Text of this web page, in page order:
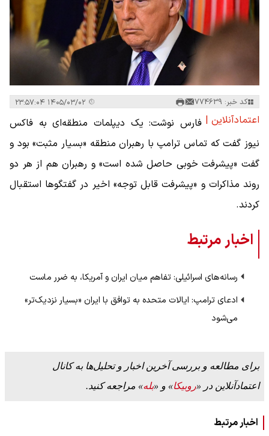
کد خبر: 774639
اعتمادآنلاین | فارس نوشت: یک دیپلمات منطقه‌ای به فاکس
نیوز گفت که تماس ترامپ با رهبران منطقه «بسیار مثبت» بود و
گفت «پیشرفت خوبی حاصل شده است» و رهبران هم از هر دو
روند مذاکرات و «پیشرفت قابل توجه» اخیر در گفتگوها استقبال
کردند.
اخبار مرتبط
رسانه‌های اسرائیلی: تفاهم میان ایران و آمریکا، به ضرر ماست
ادعای ترامپ: ایالات متحده به توافق با ایران «بسیار نزدیک‌تر»
می‌شود
برای مطالعه و بررسی آخرین اخبار و تحلیل‌ها به کانال
اعتمادآنلاین در «روبیکا» و «بله» مراجعه کنید.
اخبار مرتبط